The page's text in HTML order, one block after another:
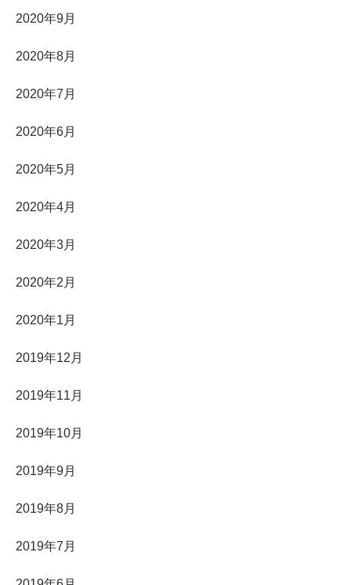
2020年9月
2020年8月
2020年7月
2020年6月
2020年5月
2020年4月
2020年3月
2020年2月
2020年1月
2019年12月
2019年11月
2019年10月
2019年9月
2019年8月
2019年7月